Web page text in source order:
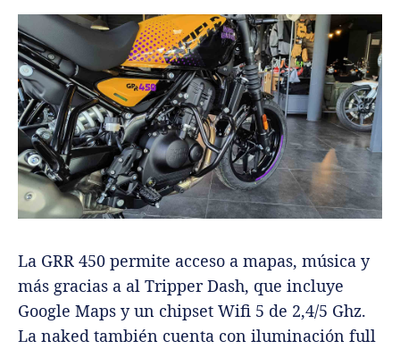
La GRR 450 permite acceso a mapas, música y
más gracias a al Tripper Dash, que incluye
Google Maps y un chipset Wifi 5 de 2,4/5 Ghz.
La naked también cuenta con iluminación full